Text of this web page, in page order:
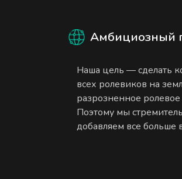
Амбициозный
Наша цель — сделать
всех ролевиков на
разрозненное
Поэтому мы
добавляем все больше